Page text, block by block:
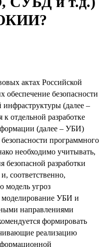
актах Российской
безопасности
(далее –
отдельной разработке
(далее – УБИ)
программного
необходимо учитывать,
безопасной разработки
соответственно,
модель угроз
моделирование УБИ и
направлениями
формировать
реализацию